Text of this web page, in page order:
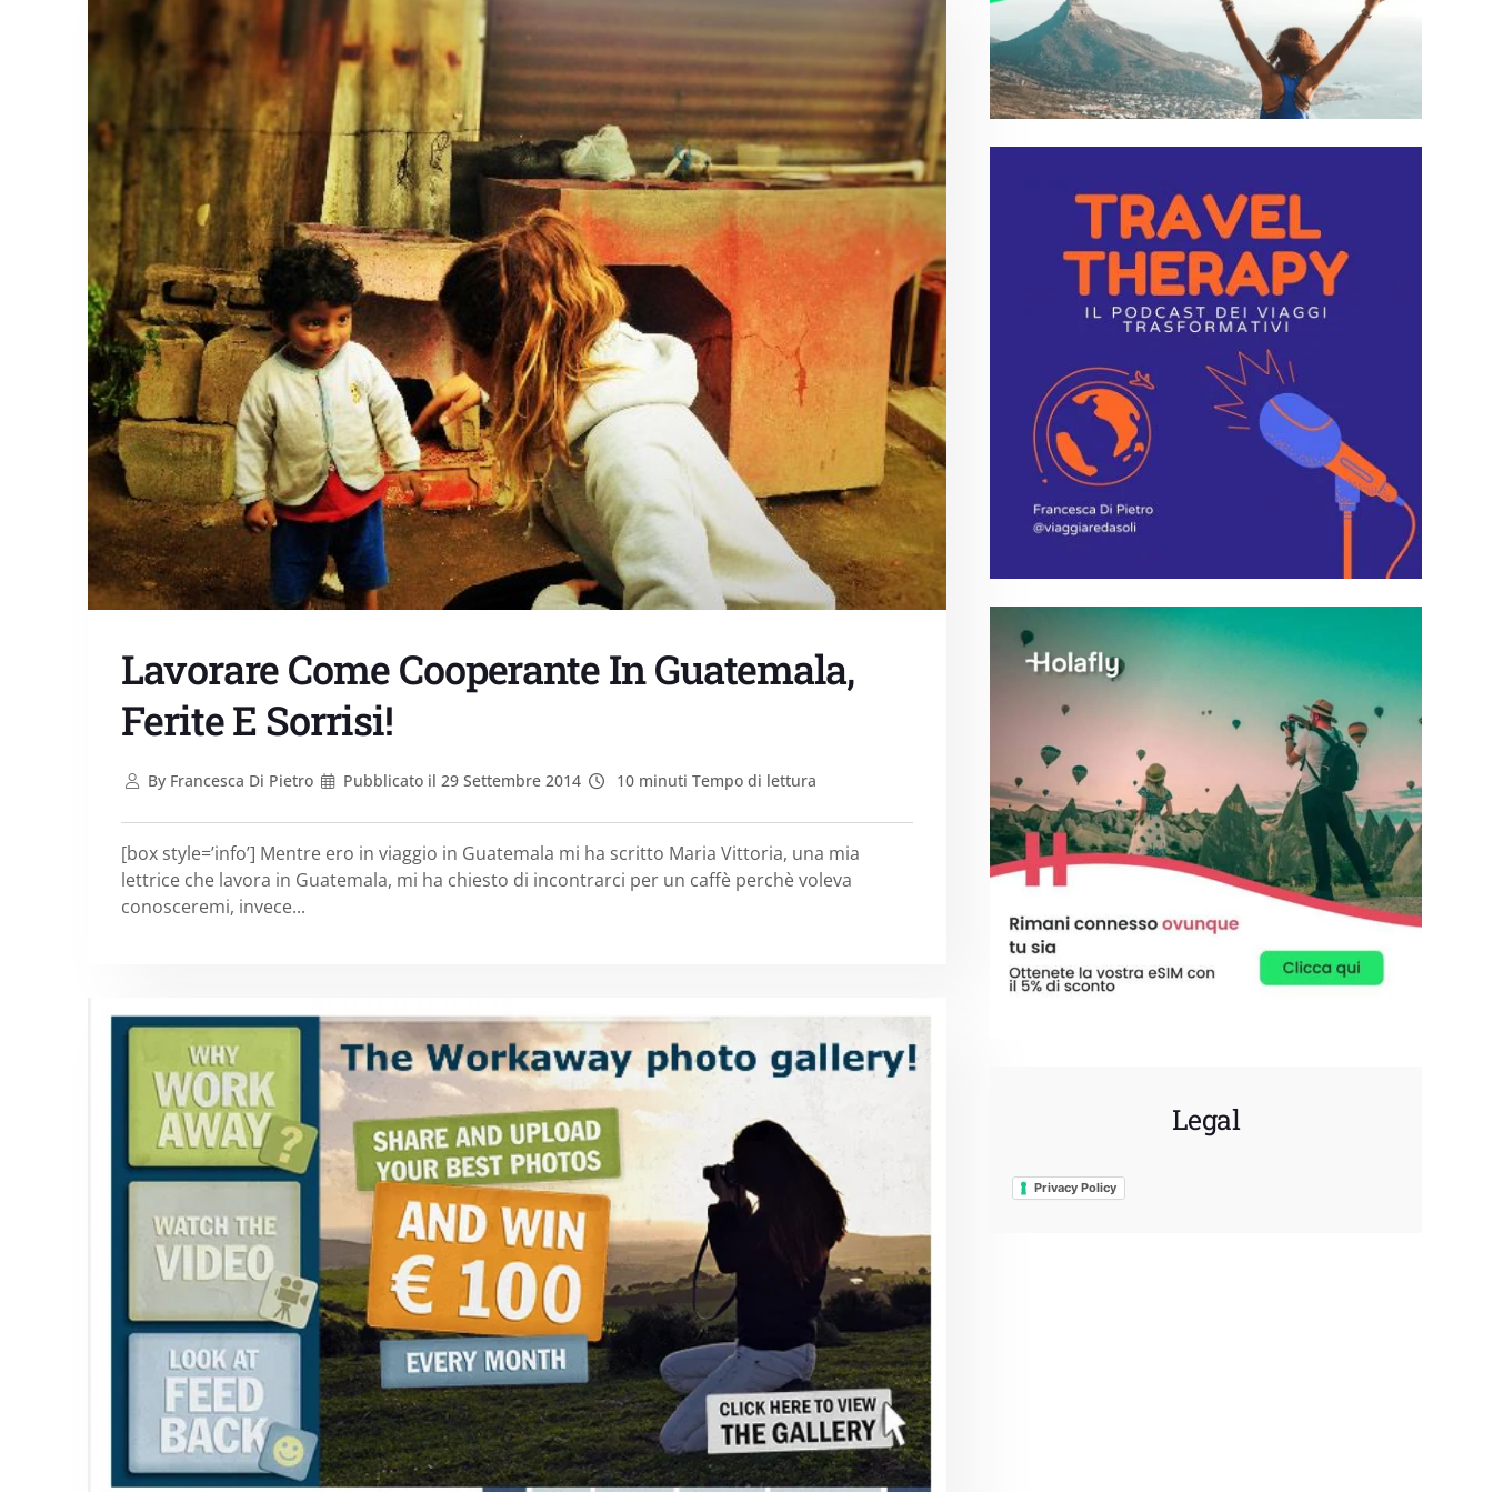
Lavorare Come Cooperante In Guatemala,
Ferite E Sorrisi!
ByFrancesca Di Pietro Pubblicato il 29 Settembre 2014 10 minuti Tempo di lettura
[box style=’info’] Mentre ero in viaggio in Guatemala mi ha scritto Maria Vittoria, una mia
lettrice che lavora in Guatemala, mi ha chiesto di incontrarci per un caffè perchè voleva
conosceremi, invece...
Legal
Privacy Policy